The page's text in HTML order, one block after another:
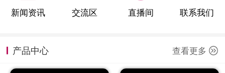
新闻资讯 交流区 直播间 联系我们
产品中心 查看更多
定制仪器
新闻资讯